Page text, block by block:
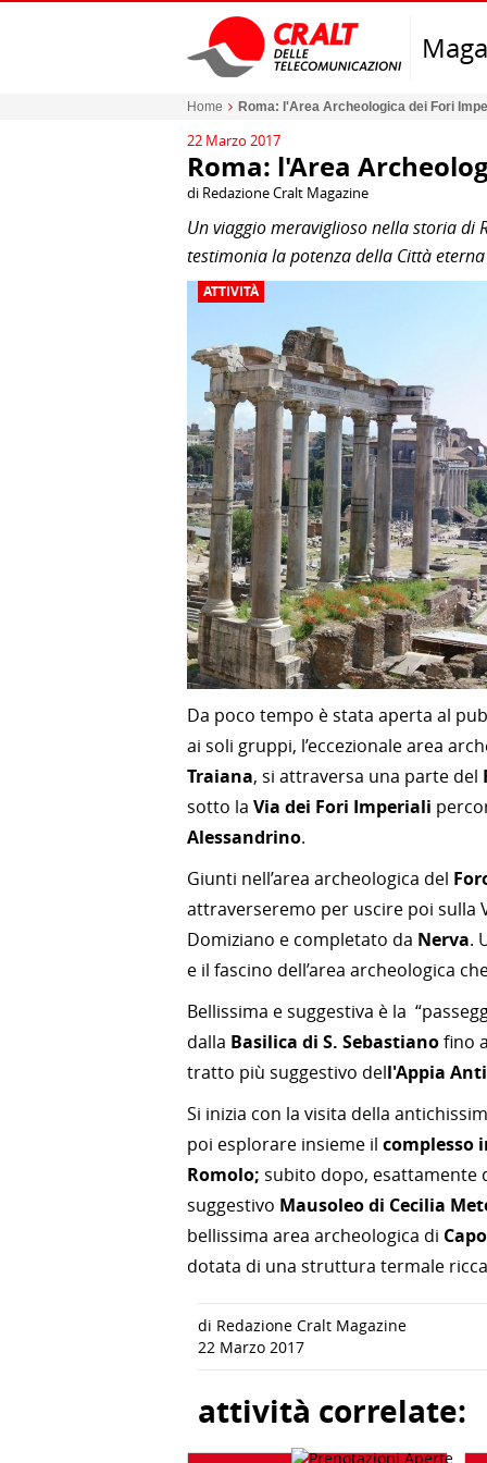
Home Roma: l'Area Archeologica dei Fori
22 Marzo 2017
Roma: l'Area
di Redazione Cralt Magazine
Un viaggio meraviglioso nella storia di
testimonia la potenza della Città eterna
ATTIVITÀ
Da poco tempo è stata aperta al
ai soli gruppi, l’eccezionale area
Traiana, si attraversa una parte del
sotto la Via dei Fori Imperiali
Alessandrino.
Giunti nell’area archeologica del
attraverseremo per uscire poi sulla
Domiziano e completato da Nerva.
e il fascino dell’area archeologica
Bellissima e suggestiva è la
dalla Basilica di S. Sebastianofino
tratto più suggestivo dell'Appia
Si inizia con la visita della
poi esplorare insieme il complesso
Romolo; subito dopo, esattamente
suggestivo Mausoleo di Cecilia
bellissima area archeologica di
dotata di una struttura termale
di Redazione Cralt Magazine
22 Marzo 2017
attività correlate: